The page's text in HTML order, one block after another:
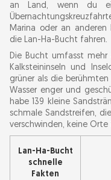
UNESCO-
an Land, wenn du
Marina oder an
die Lan-Ha-Bucht fahren.
Die Bucht umfasst
Kalksteininseln und
grüner als die
Wasser enger und
habe 139 kleine
schmale Sandstreifen,
verschwinden, keine
Lan-Ha-Bucht
schnelle
Fakten